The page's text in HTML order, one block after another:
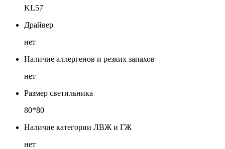
KL57
Драйвер
нет
Наличие аллергенов и резких запахов
нет
Размер светильника
80*80
Наличие категории ЛВЖ и ГЖ
нет